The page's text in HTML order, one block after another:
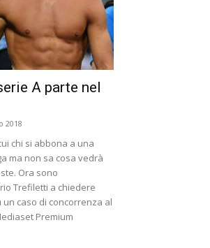
A parte nel
2018
chi si abbona a una
ma non sa cosa vedrà
Ora sono
Trefiletti a chiedere
caso di concorrenza al
Premium